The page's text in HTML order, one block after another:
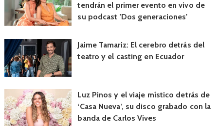
tendrán el primer evento en vivo de
su podcast 'Dos generaciones'
Jaime Tamariz: El cerebro detrás del
teatro y el casting en Ecuador
Luz Pinos y el viaje místico detrás de
‘Casa Nueva’, su disco grabado con la
banda de Carlos Vives